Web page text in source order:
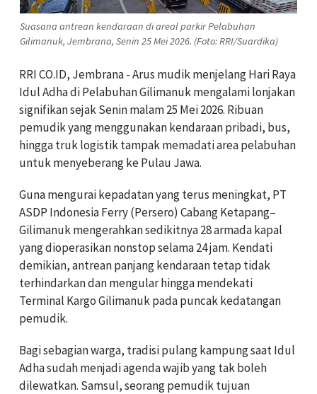
Suasana antrean kendaraan di areal parkir Pelabuhan
Gilimanuk, Jembrana, Senin 25 Mei 2026. (Foto: RRI/Suardika)
RRI CO.ID, Jembrana - Arus mudik menjelang Hari Raya
Idul Adha di Pelabuhan Gilimanuk mengalami lonjakan
signifikan sejak Senin malam 25 Mei 2026. Ribuan
pemudik yang menggunakan kendaraan pribadi, bus,
hingga truk logistik tampak memadati area pelabuhan
untuk menyeberang ke Pulau Jawa.
Guna mengurai kepadatan yang terus meningkat, PT
ASDP Indonesia Ferry (Persero) Cabang Ketapang–
Gilimanuk mengerahkan sedikitnya 28 armada kapal
yang dioperasikan nonstop selama 24 jam. Kendati
demikian, antrean panjang kendaraan tetap tidak
terhindarkan dan mengular hingga mendekati
Terminal Kargo Gilimanuk pada puncak kedatangan
pemudik.
Bagi sebagian warga, tradisi pulang kampung saat Idul
Adha sudah menjadi agenda wajib yang tak boleh
dilewatkan. Samsul, seorang pemudik tujuan